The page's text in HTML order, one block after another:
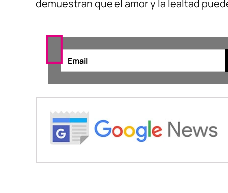
demuestran que el amor y la lealtad